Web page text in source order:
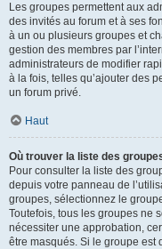
Les groupes permettent aux
des invités au forum et à ses
à un ou plusieurs groupes et
gestion des membres par
administrateurs de modifier
à la fois, telles qu’ajouter des
un forum privé.
Haut
Où trouver la liste des
Pour consulter la liste des
depuis votre panneau de
groupes, sélectionnez le
Toutefois, tous les groupes ne
nécessiter une approbation,
être masqués. Si le groupe est